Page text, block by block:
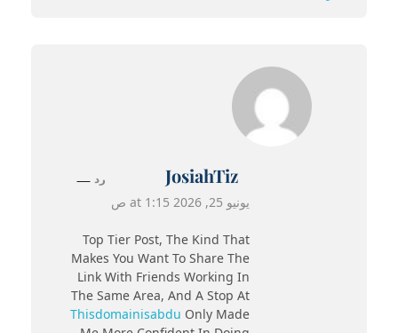
JosiahTiz
يونيو 25, 2026 at 1:15 ص
Top Tier Post, The Kind That
Makes You Want To Share The
Link With Friends Working In
The Same Area, And A Stop At
Thisdomainisabdu Only Made
رد